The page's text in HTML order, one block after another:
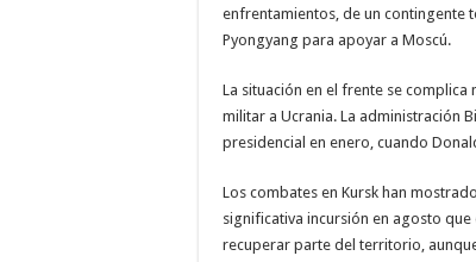
enfrentamientos, de un contingente
Pyongyang para apoyar a Moscú.
La situación en el frente se
militar a Ucrania. La administración
presidencial en enero, cuando
Los combates en Kursk han
significativa incursión en agosto
recuperar parte del territorio,